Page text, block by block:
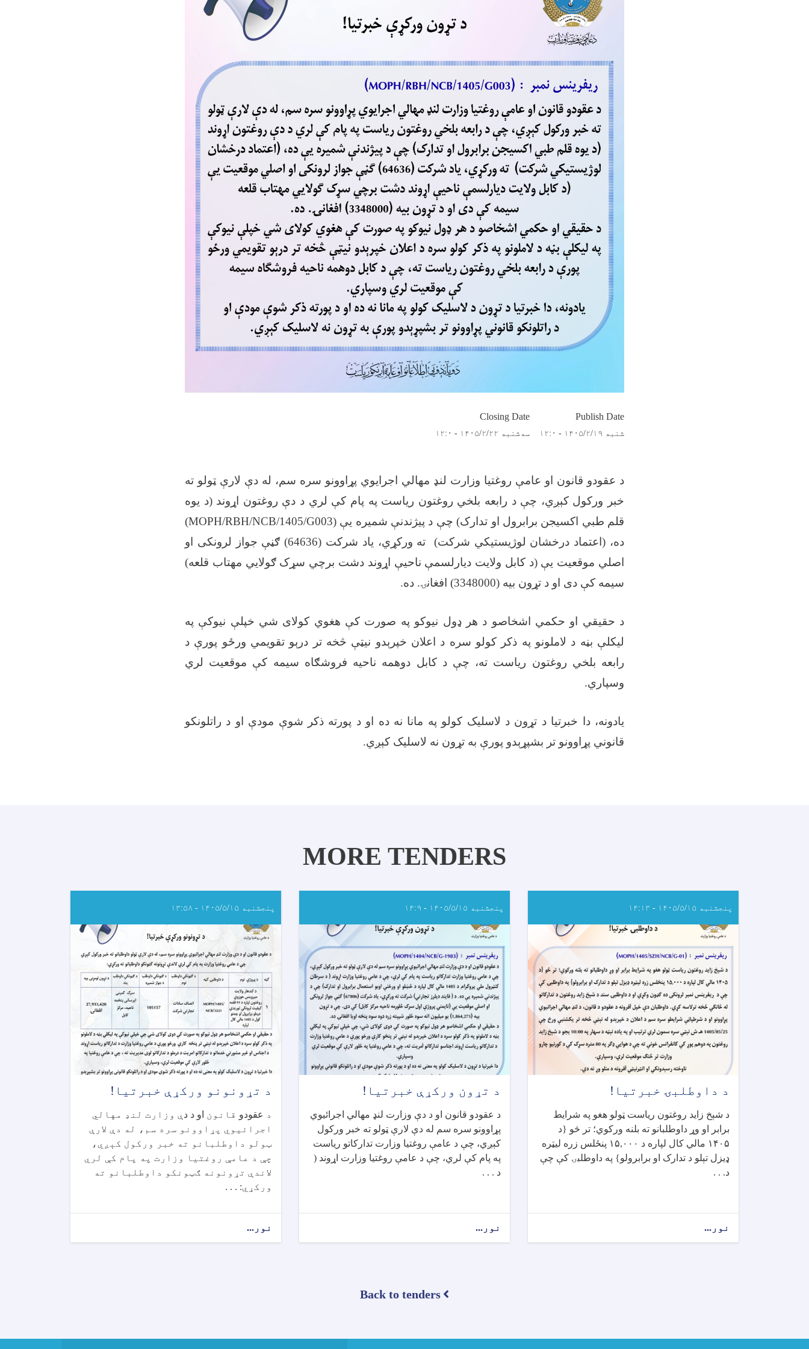
Publish Date
شنبه ۱۴۰۵/۲/۱۹ - ۱۲:۰
Closing Date
سه‌شنبه ۱۴۰۵/۲/۲۲ - ۱۲:۰
د عقودو قانون او عامې روغتیا وزارت لنډ مهالي اجرایوي پړاوونو سره سم، له دې لارې ټولو ته
خبر ورکول کېږي، چې د رابعه بلخي روغتون ریاست په پام کې لري د دې روغتون اړوند (د یوه
قلم طبي اکسیجن برابرول او تدارک) چې د پیژندنې شمیره یې (MOPH/RBH/NCB/1405/G003
)
ده، (اعتماد درخشان لوژیستیکي شرکت) ته ورکړي، یاد شرکت (64636) ګڼې جواز لرونکی او
اصلي موقعیت یې (د کابل ولایت دیارلسمې ناحیې اړوند دشت برچي سړک ګولایي مهتاب قلعه)
سیمه کې دی او د تړون بیه (3348000) افغانۍ. ده.
د حقیقي او حکمي اشخاصو د هر ډول نیوکو په صورت کې هغوي کولای شي خپلې نیوکې په
لیکلې بڼه د لاملونو په ذکر کولو سره د اعلان خپرېدو نیټې څخه تر درېو تقویمي ورځو پورې د
رابعه بلخي روغتون ریاست ته، چې د کابل دوهمه ناحیه فروشګاه سیمه کې موقعیت لري
وسپاري.
يادونه، دا خبرتیا د تړون د لاسلیک کولو په مانا نه ده او د پورته ذکر شوې مودې او د راتلونکو
قانوني پړاوونو تر بشپړېدو پورې به تړون نه لاسلیک کېږي.
MORE TENDERS
پنجشنبه ۱۴۰۵/۵/۱۵ - ۱۴:۱۳
د داوطلبۍ خبرتیا!
د شېخ زاید روغتون ریاست ټولو هغو په شرایط
برابر او وړ داوطلبانو ته بلنه ورکوي؛ تر څو {د
۱۴۰۵ مالي کال لپاره د ۱۵,۰۰۰ پنځلس زره لیټره
ډیزل تېلو د تدارک او برابرولو} په داوطلبۍ کې چې
د. . .
نور...
پنجشنبه ۱۴۰۵/۵/۱۵ - ۱۴:۹
د تړون ورکړې خبرتیا!
د عقودو قانون او د دې وزارت لنډ مهالي اجرائیوي
پړاوونو سره سم له دې لارې ټولو ته خبر ورکول
کېږي، چې د عامې روغتیا وزارت تدارکاتو ریاست
په پام کې لري، چې د عامې روغتیا وزارت اړوند (
د . . .
نور...
پنجشنبه ۱۴۰۵/۵/۱۵ - ۱۳:۵۸
د تړونونو ورکړې خبرتیا!
د عقودو قانون او د د ې وزارت لنډ مهالي
اجرائیوي پړاوونو سره سم، له دې لارې
ټولو داوطلبانو ته خبر ورکول کېږي،
چې د عامې روغتیا وزارت په پام کې لري
لاندې تړونونه ګټونکو داوطلبانو ته
ورکړي: . . .
نور...
Back to tenders